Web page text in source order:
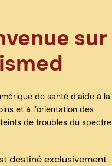
sur
de santé d’aide à la
et à l’orientation des
de troubles du spectre
destiné exclusivement